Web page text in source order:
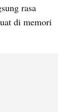
rasa
di memori